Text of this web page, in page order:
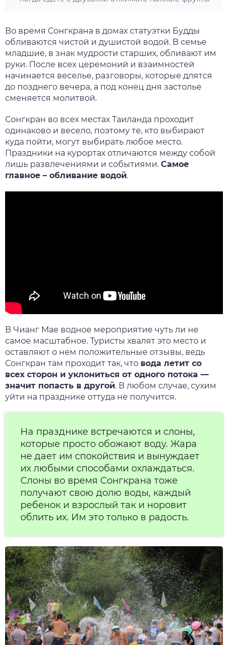
Во время Сонгкрана в домах статуэтки Будды
обливаются чистой и душистой водой. В семье
младшие, в знак мудрости старших, обливают им
руки. После всех церемоний и взаимностей
начинается веселье, разговоры, которые длятся
до позднего вечера, а под конец дня застолье
сменяется молитвой.
Сонгкран во всех местах Таиланда проходит
одинаково и весело, поэтому те, кто выбирают
куда пойти, могут выбирать любое место.
Праздники на курортах отличаются между собой
лишь развлечениями и событиями. Самое
главное – обливание водой.
В Чианг Мае водное мероприятие чуть ли не
самое масштабное. Туристы хвалят это место и
оставляют о нем положительные отзывы, ведь
Сонгкран там проходит так, что вода летит со
всех сторон и уклониться от одного потока —
значит попасть в другой. В любом случае, сухим
уйти на празднике оттуда не получится.
На празднике встречаются и слоны,
которые просто обожают воду. Жара
не дает им спокойствия и вынуждает
их любыми способами охлаждаться.
Слоны во время Сонгкрана тоже
получают свою долю воды, каждый
ребенок и взрослый так и норовит
облить их. Им это только в радость.